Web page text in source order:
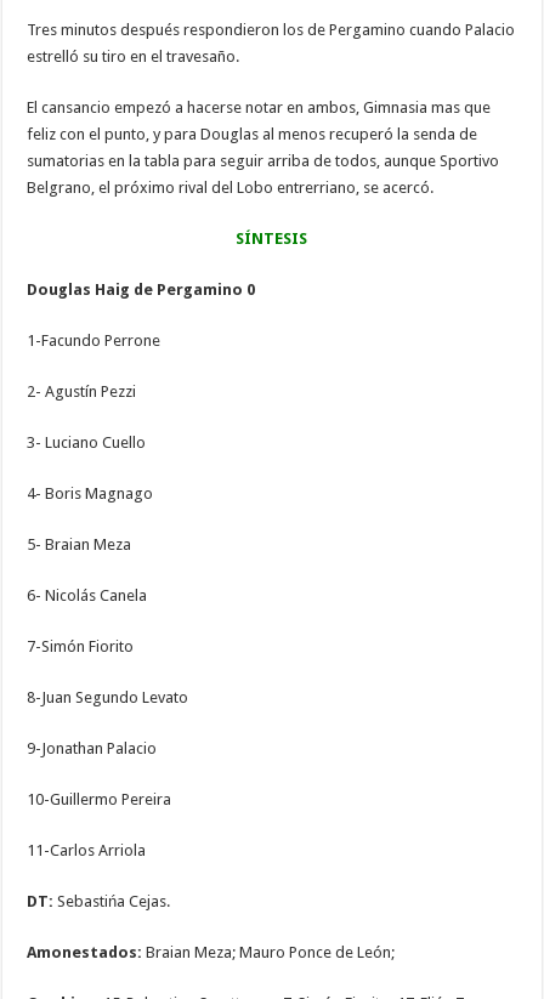
Tres minutos después respondieron los de Pergamino cuando Palacio
estrelló su tiro en el travesaño.
El cansancio empezó a hacerse notar en ambos, Gimnasia mas que
feliz con el punto, y para Douglas al menos recuperó la senda de
sumatorias en la tabla para seguir arriba de todos, aunque Sportivo
Belgrano, el próximo rival del Lobo entrerriano, se acercó.
SÍNTESIS
Douglas Haig de Pergamino 0
1-Facundo Perrone
2- Agustín Pezzi
3- Luciano Cuello
4- Boris Magnago
5- Braian Meza
6- Nicolás Canela
7-Simón Fiorito
8-Juan Segundo Levato
9-Jonathan Palacio
10-Guillermo Pereira
11-Carlos Arriola
DT: Sebastińa Cejas.
Amonestados: Braian Meza; Mauro Ponce de León;